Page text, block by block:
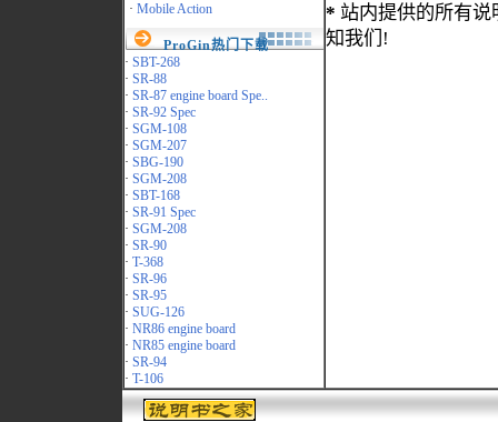
· Mobile Action
ProGin热门下载
· SBT-268
· SR-88
· SR-87 engine board Spe..
· SR-92 Spec
· SGM-108
· SGM-207
· SBG-190
· SGM-208
· SBT-168
· SR-91 Spec
· SGM-208
· SR-90
· T-368
· SR-96
· SR-95
· SUG-126
· NR86 engine board
· NR85 engine board
· SR-94
· T-106
* 站内提供的所有
知我们!